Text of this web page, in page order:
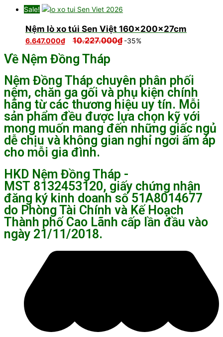
Sale!
Nệm lò xo túi Sen Việt 160x200x27cm
10.227.000₫
6.647.000₫ -35%
Về Nệm Đồng Tháp
Nệm Đồng Tháp chuyên phân phối
nệm, chăn ga gối và phụ kiện chính
hãng từ các thương hiệu uy tín. Mỗi
sản phẩm đều được lựa chọn kỹ với
mong muốn mang đến những giấc ngủ
dễ chịu và không gian nghỉ ngơi ấm áp
cho mỗi gia đình.
HKD Nệm Đồng Tháp -
MST 8132453120, giấy chứng nhận
đăng ký kinh doanh số 51A8014677
do Phòng Tài Chính và Kế Hoạch
Thành phố Cao Lãnh cấp lần đầu vào
ngày 21/11/2018.